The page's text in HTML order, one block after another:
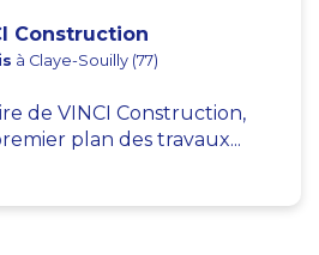
Construction
à Claye-Souilly (77)
de VINCI Construction,
plan des travaux...